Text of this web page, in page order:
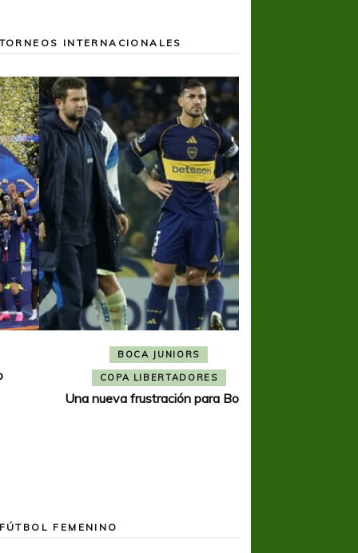
TORNEOS INTERNACIONALES
BOCA JUNIORS
COPA LIBERTADORES
Una nueva frustración para Boca
FÚTBOL FEMENINO